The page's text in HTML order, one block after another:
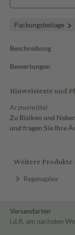
Packungsbeilage
Beschreibung
Bewertungen
Hinweistexte und
Arzneimittel
Zu Risiken und
und fragen Sie Ihre
Weitere Produkte
Regenaplex
Versandarten
i.d.R. am nächsten